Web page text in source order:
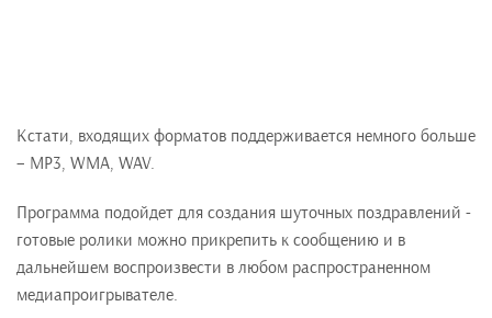
Кстати, входящих форматов поддерживается немного больше
– MP3, WMA, WAV.
Программа подойдет для создания шуточных поздравлений -
готовые ролики можно прикрепить к сообщению и в
дальнейшем воспроизвести в любом распространенном
медиапроигрывателе.